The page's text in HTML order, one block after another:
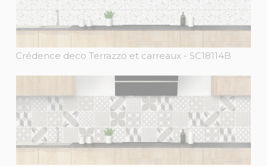
Crédence deco Terrazzo et carreaux - SC18114B